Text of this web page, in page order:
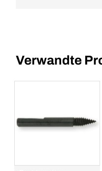
Verwandte